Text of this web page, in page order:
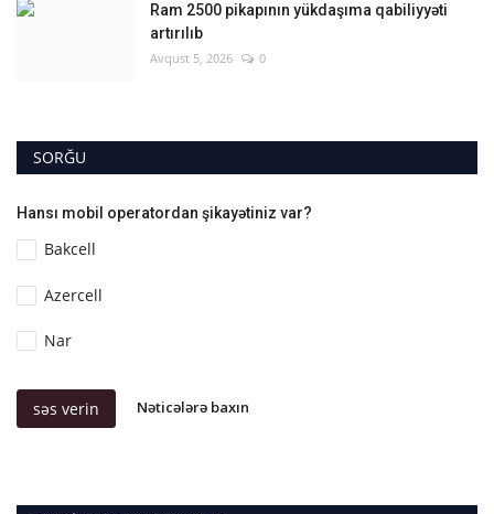
Ram 2500 pikapının yükdaşıma qabiliyyəti
artırılıb
Avqust 5, 2026 0
SORĞU
Hansı mobil operatordan şikayətiniz var?
Bakcell
Azercell
Nar
səs verin Nəticələrə baxın